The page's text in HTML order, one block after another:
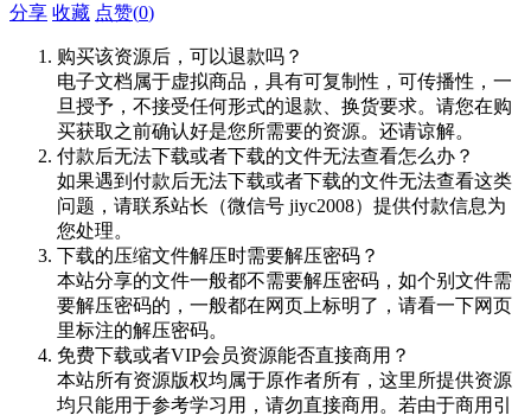
分享 收藏 点赞(0)
购买该资源后，可以退款吗？
电子文档属于虚拟商品，具有可复制性，可传播性，一
旦授予，不接受任何形式的退款、换货要求。请您在购
买获取之前确认好是您所需要的资源。还请谅解。
付款后无法下载或者下载的文件无法查看怎么办？
如果遇到付款后无法下载或者下载的文件无法查看这类
问题，请联系站长（微信号 jiyc2008）提供付款信息为
您处理。
下载的压缩文件解压时需要解压密码？
本站分享的文件一般都不需要解压密码，如个别文件需
要解压密码的，一般都在网页上标明了，请看一下网页
里标注的解压密码。
免费下载或者VIP会员资源能否直接商用？
本站所有资源版权均属于原作者所有，这里所提供资源
均只能用于参考学习用，请勿直接商用。若由于商用引